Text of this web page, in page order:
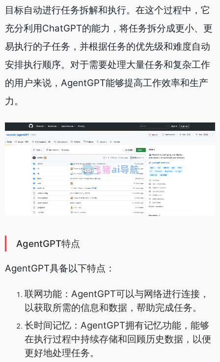
目标自动进行任务拆解和执行。在这个过程中，它
充分利用ChatGPT的能力，将任务拆分成更小、更
易执行的子任务，并根据任务的优先级和难度自动
安排执行顺序。对于需要处理大量任务和复杂工作
的用户来说，AgentGPT能够提高工作效率和生产
力。
AgentGPT特点
AgentGPT具备以下特点：
联网功能：AgentGPT可以与网络进行连接，
以获取所需的信息和数据，帮助完成任务。
长时间记忆：AgentGPT拥有记忆功能，能够
在执行过程中持续存储和回顾历史数据，以便
更好地处理任务。